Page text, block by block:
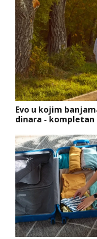
Evo u kojim
dinara -